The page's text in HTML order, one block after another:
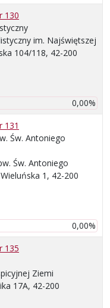
130
im. Najświętszej
104/118, 42-200
0,00%
131
Św. Antoniego
Św. Antoniego
1, 42-200
0,00%
135
Ziemi
17A, 42-200